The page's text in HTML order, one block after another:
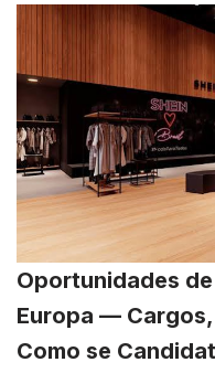
Oportunidades de
Europa —
Como se